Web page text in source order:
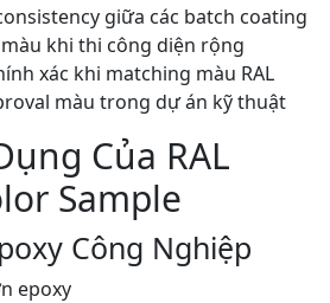
giữa các batch coating
khi thi công diện rộng
xác khi matching màu RAL
màu trong dự án kỹ thuật
Của RAL
Sample
Công Nghiệp
epoxy